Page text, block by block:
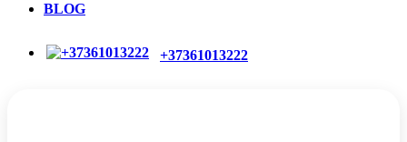
BLOG
+37361013222